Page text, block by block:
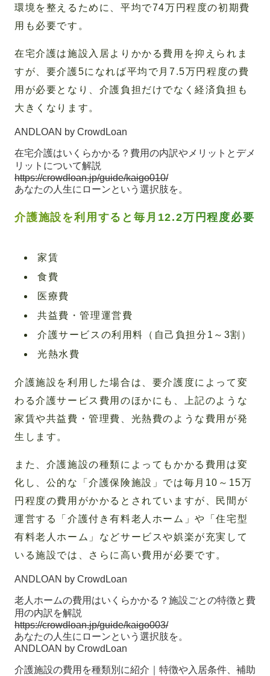
環境を整えるために、平均で74万円程度の初期費
用も必要です。
在宅介護は施設入居よりかかる費用を抑えられま
すが、要介護5になれば平均で月7.5万円程度の費
用が必要となり、介護負担だけでなく経済負担も
大きくなります。
ANDLOAN by CrowdLoan
在宅介護はいくらかかる？費用の内訳やメリットとデメ
リットについて解説
https://crowdloan.jp/guide/kaigo010/
あなたの人生にローンという選択肢を。
介護施設を利用すると毎月12.2万円程度必要
家賃
食費
医療費
共益費・管理運営費
介護サービスの利用料（自己負担分1～3割）
光熱水費
介護施設を利用した場合は、要介護度によって変
わる介護サービス費用のほかにも、上記のような
家賃や共益費・管理費、光熱費のような費用が発
生します。
また、介護施設の種類によってもかかる費用は変
化し、公的な「介護保険施設」では毎月10～15万
円程度の費用がかかるとされていますが、民間が
運営する「介護付き有料老人ホーム」や「住宅型
有料老人ホーム」などサービスや娯楽が充実して
いる施設では、さらに高い費用が必要です。
ANDLOAN by CrowdLoan
老人ホームの費用はいくらかかる？施設ごとの特徴と費
用の内訳を解説
https://crowdloan.jp/guide/kaigo003/
あなたの人生にローンという選択肢を。
ANDLOAN by CrowdLoan
介護施設の費用を種類別に紹介｜特徴や入居条件、補助